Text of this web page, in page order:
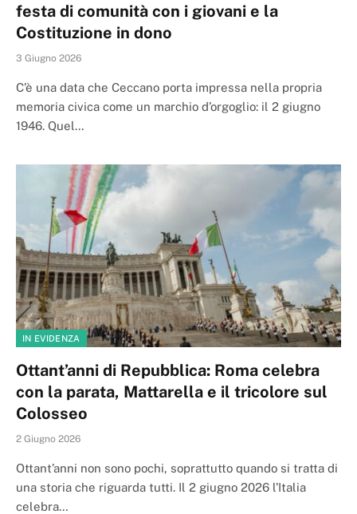
festa di comunità con i giovani e la
Costituzione in dono
3 Giugno 2026
C’è una data che Ceccano porta impressa nella propria
memoria civica come un marchio d’orgoglio: il 2 giugno
1946. Quel…
IN EVIDENZA
Ottant’anni di Repubblica: Roma celebra
con la parata, Mattarella e il tricolore sul
Colosseo
2 Giugno 2026
Ottant’anni non sono pochi, soprattutto quando si tratta di
una storia che riguarda tutti. Il 2 giugno 2026 l’Italia
celebra…